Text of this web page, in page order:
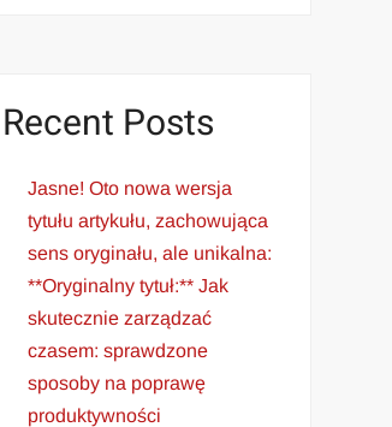
Recent Posts
Jasne! Oto nowa wersja
tytułu artykułu, zachowująca
sens oryginału, ale unikalna:
**Oryginalny tytuł:** Jak
skutecznie zarządzać
czasem: sprawdzone
sposoby na poprawę
produktywności